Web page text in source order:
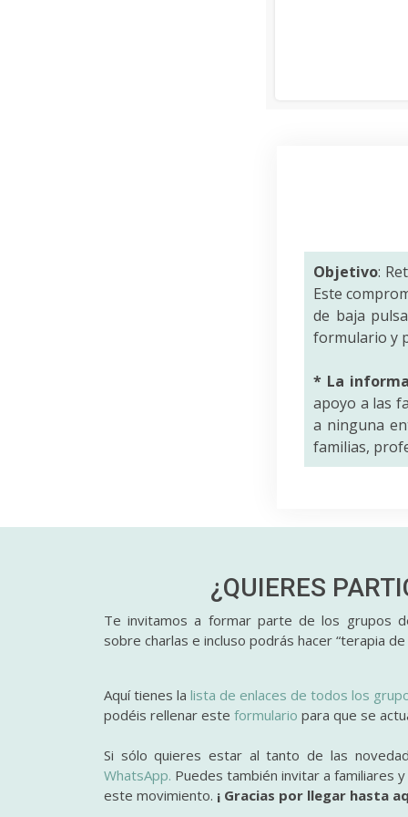
Objetivo:
Este
de baja
formulario y
* La
apoyo a las
a ninguna
familias,
¿QUIERES
Te invitamos a formar parte de los grupos
sobre charlas e incluso podrás hacer “terapia de
Aquí tienes lalista de enlaces de todos los
podéis rellenar este formulario para que se
Si sólo quieres estar al tanto de las
WhatsApp. Puedes también invitar a familiares
este movimiento. ¡ Gracias por llegar hasta